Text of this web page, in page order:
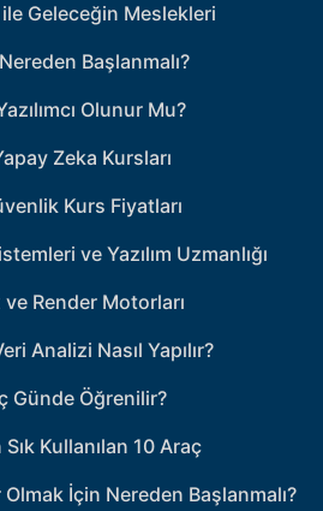
Geleceğin Meslekleri
Nereden Başlanmalı?
Olunur Mu?
Zeka Kursları
Kurs Fiyatları
ve Yazılım Uzmanlığı
Render Motorları
Analizi Nasıl Yapılır?
Günde Öğrenilir?
Kullanılan 10 Araç
İçin Nereden Başlanmalı?